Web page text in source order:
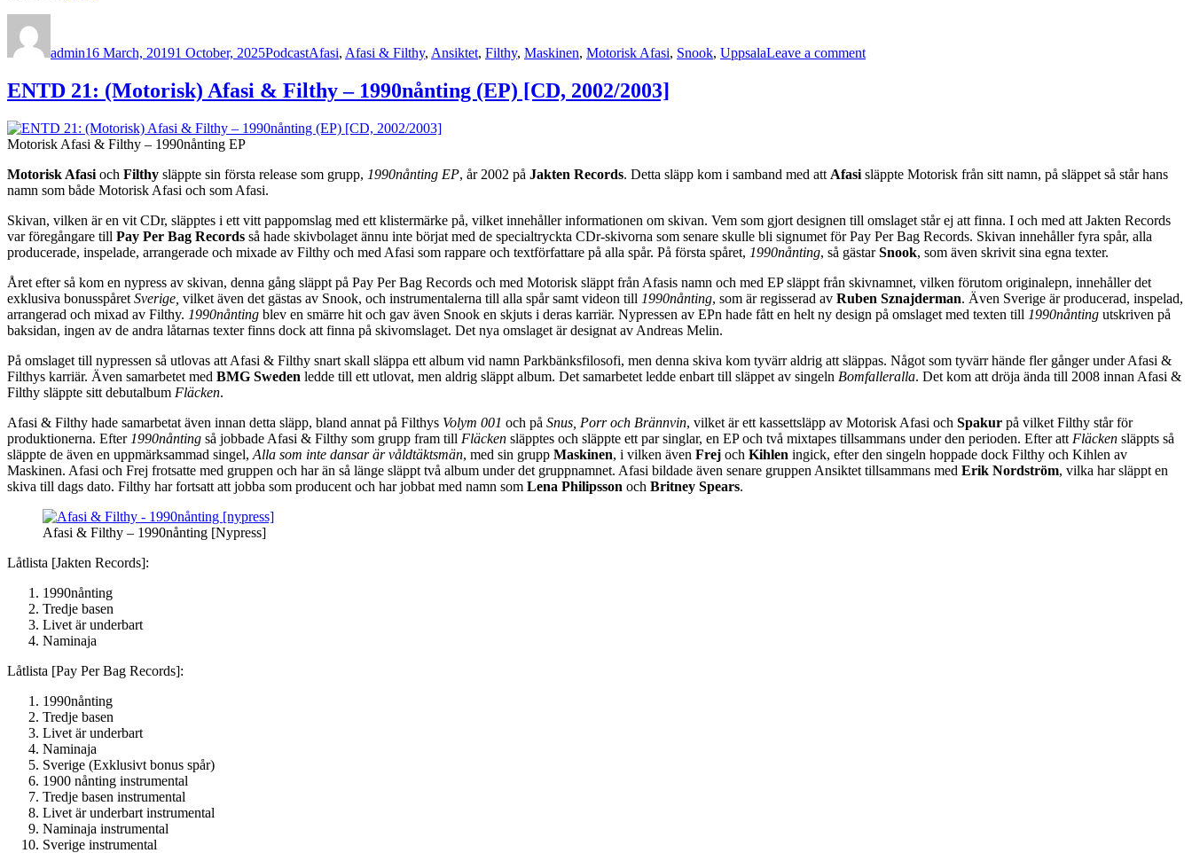
admin16 March, 20191 October, 2025PodcastAfasi, Afasi & Filthy, Ansiktet, Filthy, Maskinen, Motorisk Afasi, Snook, UppsalaLeave a comment–
ENTD 21: (Motorisk) Afasi & Filthy – 1990nånting (EP) [CD, 2002/2003]
Motorisk Afasi & Filthy – 1990nånting EP
Motorisk Afasi och Filthy släppte sin första release som grupp, 1990nånting EP, år 2002 på Jakten Records. Detta släpp kom i samband med att Afasi släppte Motorisk från sitt namn, på släppet så står hans
namn som både Motorisk Afasi och som Afasi.
Skivan, vilken är en vit CDr, släpptes i ett vitt pappomslag med ett klistermärke på, vilket innehåller informationen om skivan. Vem som gjort designen till omslaget står ej att finna. I och med att Jakten Records
var föregångare till Pay Per Bag Records så hade skivbolaget ännu inte börjat med de specialtryckta CDr-skivorna som senare skulle bli signumet för Pay Per Bag Records. Skivan innehåller fyra spår, alla
producerade, inspelade, arrangerade och mixade av Filthy och med Afasi som rappare och textförfattare på alla spår. På första spåret, 1990nånting, så gästarSnook, som även skrivit sina egna texter.
Året efter så kom en nypress av skivan, denna gång släppt på Pay Per Bag Records och med Motorisk släppt från Afasis namn och med EP släppt från skivnamnet, vilken förutom originalepn, innehåller det
exklusiva bonusspåret Sverige, vilket även det gästas av Snook, och instrumentalerna till alla spår samt videon till 1990nånting, som är regisserad av Ruben Sznajderman. Även Sverige är producerad, inspelad,
arrangerad och mixad av Filthy. 1990nånting blev en smärre hit och gav även Snook en skjuts i deras karriär. Nypressen av EPn hade fått en helt ny design på omslaget med texten till 1990nånting utskriven på
baksidan, ingen av de andra låtarnas texter finns dock att finna på skivomslaget. Det nya omslaget är designat av Andreas Melin.
På omslaget till nypressen så utlovas att Afasi & Filthy snart skall släppa ett album vid namn Parkbänksfilosofi, men denna skiva kom tyvärr aldrig att släppas. Något som tyvärr hände fler gånger under Afasi &
Filthys karriär. Även samarbetet med BMG Sweden ledde till ett utlovat, men aldrig släppt album. Det samarbetet ledde enbart till släppet av singeln Bomfalleralla. Det kom att dröja ända till 2008 innan Afasi &
Filthy släppte sitt debutalbum Fläcken.
Afasi & Filthy hade samarbetat även innan detta släpp, bland annat på Filthys Volym 001 och på Snus, Porr och Brännvin, vilket är ett kassettsläpp av Motorisk Afasi och Spakur på vilket Filthy står för
produktionerna. Efter 1990nånting så jobbade Afasi & Filthy som grupp fram till Fläcken släpptes och släppte ett par singlar, en EP och två mixtapes tillsammans under den perioden. Efter att Fläcken släppts så
släppte de även en uppmärksammad singel, Alla som inte dansar är våldtäktsmän, med sin grupp Maskinen, i vilken även Frej och Kihlen ingick, efter den singeln hoppade dock Filthy och Kihlen av
Maskinen. Afasi och Frej frotsatte med gruppen och har än så länge släppt två album under det gruppnamnet. Afasi bildade även senare gruppen Ansiktet tillsammans med Erik Nordström, vilka har släppt en
skiva till dags dato. Filthy har fortsatt att jobba som producent och har jobbat med namn som Lena Philipsson och Britney Spears.
Afasi & Filthy – 1990nånting [Nypress]
Låtlista [Jakten Records]:
1990nånting
Tredje basen
Livet är underbart
Naminaja
Låtlista [Pay Per Bag Records]:
1990nånting
Tredje basen
Livet är underbart
Naminaja
Sverige (Exklusivt bonus spår)
1900 nånting instrumental
Tredje basen instrumental
Livet är underbart instrumental
Naminaja instrumental
Sverige instrumental